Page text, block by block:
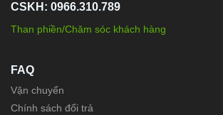
CSKH: 0966.310.789
Than phiền/Chăm sóc khách hàng
FAQ
Vận chuyển
Chính sách đổi trả